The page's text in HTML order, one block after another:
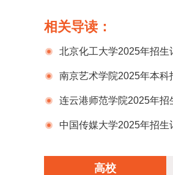
相关导读：
北京化工大学2025年招生
南京艺术学院2025年本科
连云港师范学院2025年招
中国传媒大学2025年招生
高校